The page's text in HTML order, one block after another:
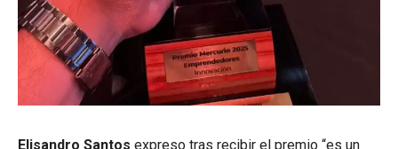
Elisandro Santos expreso tras recibir el premio “es un